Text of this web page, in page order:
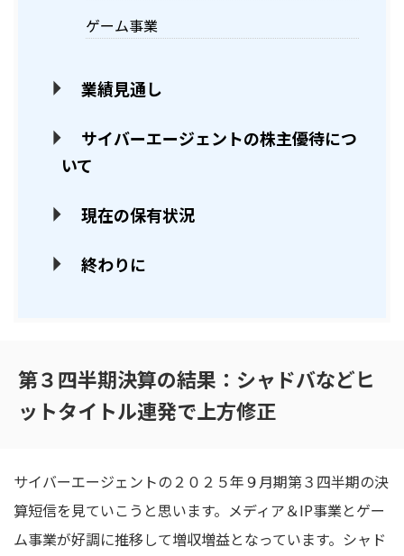
ゲーム事業
業績見通し
サイバーエージェントの株主優待につ
いて
現在の保有状況
終わりに
第３四半期決算の結果：シャドバなどヒ
ットタイトル連発で上方修正
サイバーエージェントの２０２５年９月期第３四半期の決
算短信を見ていこうと思います。メディア＆IP事業とゲー
ム事業が好調に推移して増収増益となっています。シャド